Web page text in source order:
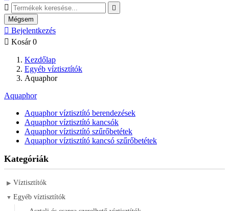


Mégsem
 Bejelentkezés
 Kosár 0
Kezdőlap
Egyéb víztisztítók
Aquaphor
Aquaphor
Aquaphor víztisztító berendezések
Aquaphor víztisztító kancsók
Aquaphor víztisztító szűrőbetétek
Aquaphor víztisztító kancsó szűrőbetétek
Kategóriák
▶ Víztisztítók
▼ Egyéb víztisztítók